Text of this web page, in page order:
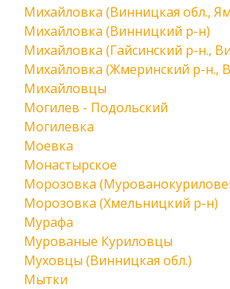
Михайловка (Винницкая обл.,
Михайловка (Винницкий р-н)
Михайловка (Гайсинский р-н.,
Михайловка (Жмеринский р-н.,
Михайловцы
Могилев - Подольский
Могилевка
Моевка
Монастырское
Морозовка
Морозовка (Хмельницкий р-н)
Мурафа
Мурованые Куриловцы
Муховцы (Винницкая обл.)
Мытки